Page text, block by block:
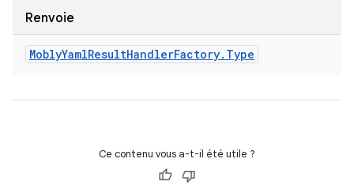
Renvoie
MoblyYamlResultHandlerFactory. Type
Ce contenu vous a-t-il été utile ?